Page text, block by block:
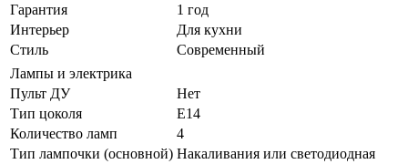
Гарантия
1 год
Интерьер
Для кухни
Стиль
Современный
Лампы и электрика
Пульт ДУ
Нет
Тип цоколя
E14
Количество ламп
4
Тип лампочки (основной) Накаливания или светодиодная